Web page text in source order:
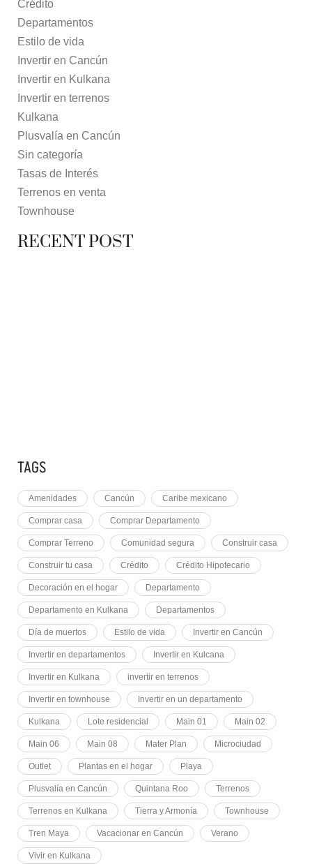
Crédito
Departamentos
Estilo de vida
Invertir en Cancún
Invertir en Kulkana
Invertir en terrenos
Kulkana
Plusvalía en Cancún
Sin categoría
Tasas de Interés
Terrenos en venta
Townhouse
RECENT POST
TAGS
Amenidades Cancún Caribe mexicano
Comprar casa Comprar Departamento
Comprar Terreno Comunidad segura Construir casa
Construir tu casa Crédito Crédito Hipotecario
Decoración en el hogar Departamento
Departamento en Kulkana Departamentos
Día de muertos Estilo de vida Invertir en Cancún
Invertir en departamentos Invertir en Kulcana
Invertir en Kulkana invertir en terrenos
Invertir en townhouse Invertir en un departamento
Kulkana Lote residencial Main 01 Main 02
Main 06 Main 08 Mater Plan Microciudad
Outlet Plantas en el hogar Playa
Plusvalía en Cancún Quintana Roo Terrenos
Terrenos en Kulkana Tierra y Armonía Townhouse
Tren Maya Vacacionar en Cancún Verano
Vivir en Kulkana